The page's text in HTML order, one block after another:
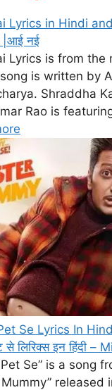
Lyrics in Hindi
|आई नई
Lyrics is from the
is written by
Shraddha
Rao is
Se Lyrics In
से लिरिक्स इन हिंदी
Se” is a song
released